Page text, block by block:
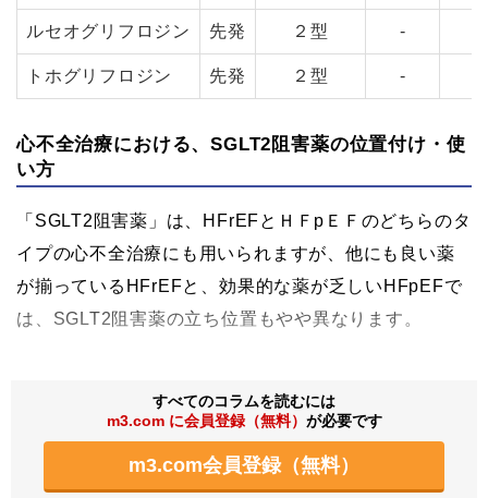
ルセオグリフロジン 先発 ２型 -
トホグリフロジン 先発 ２型 -
心不全治療における、SGLT2阻害薬の位置付け・使
い方
「SGLT2阻害薬」は、HFrEFとＨＦpＥＦのどちらのタ
イプの心不全治療にも用いられますが、他にも良い薬
が揃っているHFrEFと、効果的な薬が乏しいHFpEFで
は、SGLT2阻害薬の立ち位置もやや異なります。
すべてのコラムを読むには
m3.com に会員登録（無料） が必要です
m3.com会員登録（無料）